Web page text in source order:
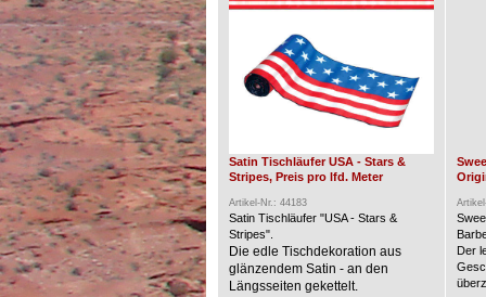
Satin Tischläufer USA - Stars &
Stripes, Preis pro lfd. Meter
Artikel-Nr.: 44183
Satin Tischläufer "USA - Stars &
Stripes".
Die edle Tischdekoration aus
glänzendem Satin - an den
Längsseiten gekettelt.
Der